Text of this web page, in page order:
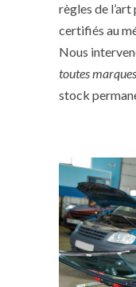
règles de
certifiés au
Nous
toutes marques
stock